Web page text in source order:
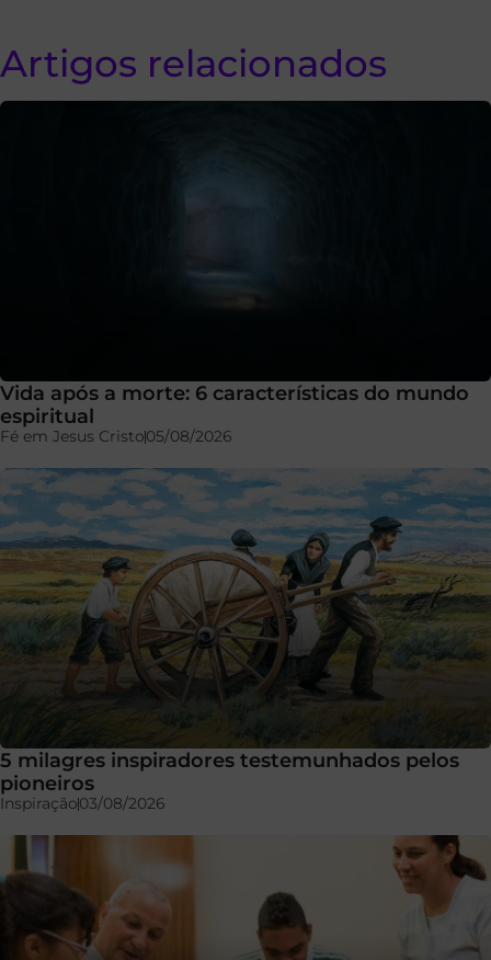
Artigos relacionados
Vida após a morte: 6 características do mundo
espiritual
Fé em Jesus Cristo05/08/2026
5 milagres inspiradores testemunhados pelos
pioneiros
Inspiração03/08/2026